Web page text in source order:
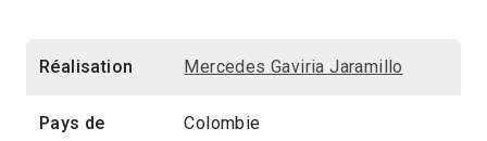
Réalisation Mercedes Gaviria Jaramillo
Pays de
Colombie